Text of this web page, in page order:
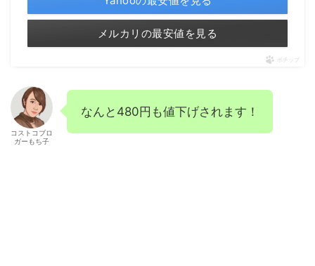
メルカリの最安値を見る
ポチップ
コストコブロ
ガーもち子
なんと480円も値下げされます！